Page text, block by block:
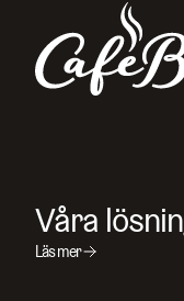
Våra
Läs mer